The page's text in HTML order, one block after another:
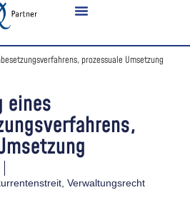
prozessuale Umsetzung
eines
Verwaltungsrecht